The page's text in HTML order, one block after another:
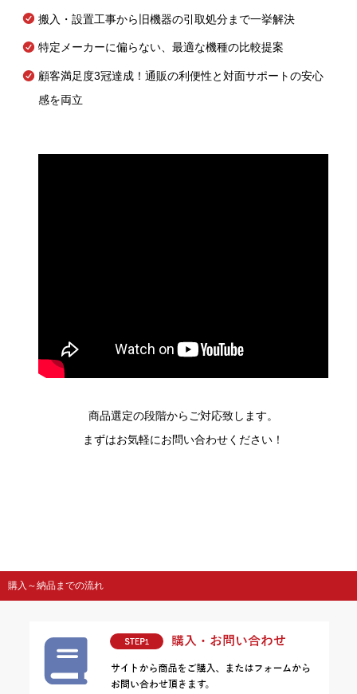
搬入・設置工事から旧機器の引取処分まで一挙解決
特定メーカーに偏らない、最適な機種の比較提案
顧客満足度3冠達成！通販の利便性と対面サポートの安心
感を両立
商品選定の段階からご対応致します。
まずはお気軽にお問い合わせください！
購入～納品までの流れ